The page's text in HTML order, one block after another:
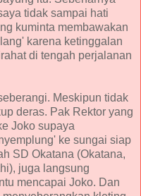
tidak sampai hati
kuminta membawakan
karena ketinggalan
di tengah perjalanan
Meskipun tidak
deras. Pak Rektor yang
Joko supaya
ke sungai siap
SD Okatana (Okatana,
juga langsung
mencapai Joko. Dan